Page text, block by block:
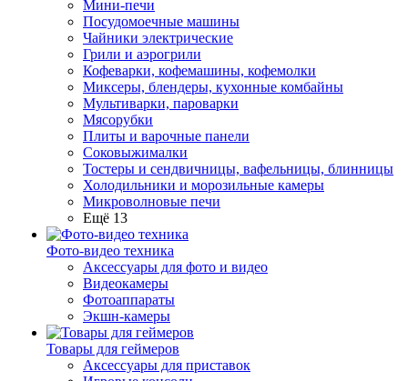
Мини-печи
Посудомоечные машины
Чайники электрические
Грили и аэрогрили
Кофеварки, кофемашины, кофемолки
Миксеры, блендеры, кухонные комбайны
Мультиварки, пароварки
Мясорубки
Плиты и варочные панели
Соковыжималки
Тостеры и сендвичницы, вафельницы, блинницы
Холодильники и морозильные камеры
Микроволновые печи
Ещё 13
Фото-видео техника
Аксессуары для фото и видео
Видеокамеры
Фотоаппараты
Экшн-камеры
Товары для геймеров
Аксессуары для приставок